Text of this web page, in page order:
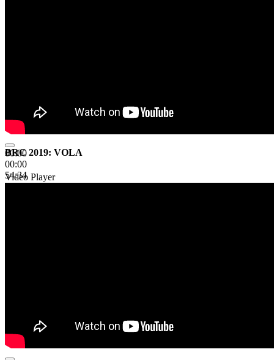
00:00
00:00
54:34
BRC 2019: VOLA
Video Player